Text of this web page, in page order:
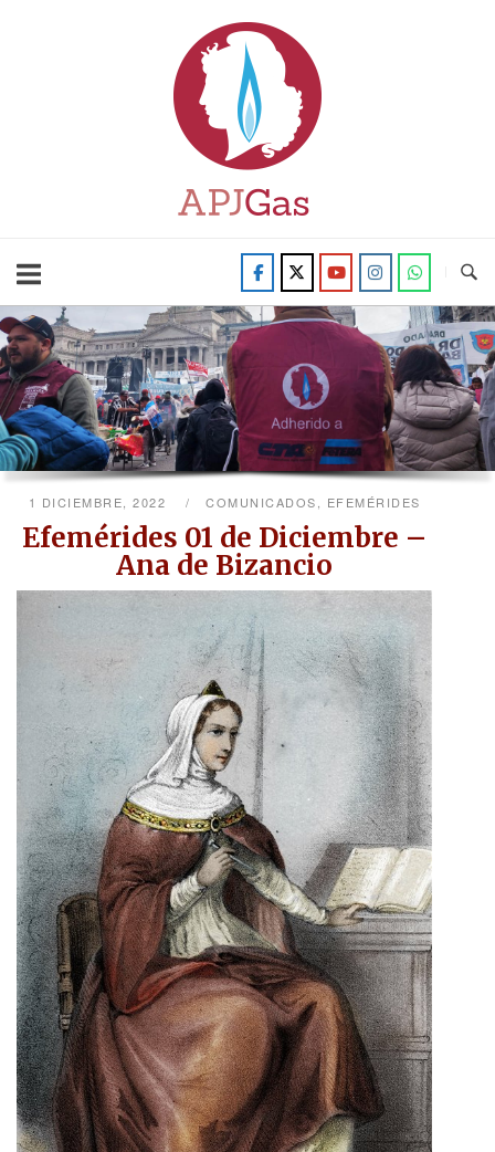
1 DICIEMBRE, 2022 COMUNICADOS, EFEMÉRIDES
Efemérides 01 de Diciembre –
Ana de Bizancio